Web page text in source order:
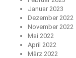
Januar 2023
Dezember 2022
November 2022
Mai 2022
April 2022
März 2022